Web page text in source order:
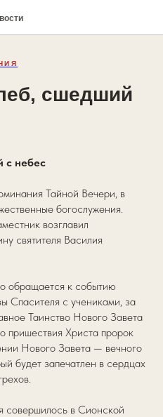
сшедший
с небес
Тайной Вечери, в
богослужения.
возглавил
святителя Василия
обращается к событию
Спасителя с учениками, за
Таинство Нового Завета
пришествия Христа пророк
Нового Завета — вечного
будет запечатлен в сердцах
совершилось в Сионской